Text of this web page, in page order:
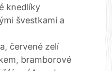
knedlíky
švestkami a
červené zelí
bramborové